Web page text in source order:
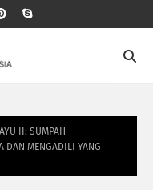
II: SUMPAH
DAN MENGADILI YANG